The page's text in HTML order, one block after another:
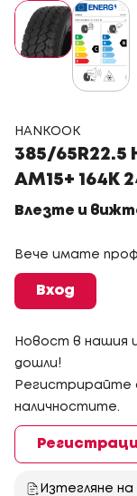
HANKOOK
385/65R22.5
AM15+ 164K
Влезте и
Вече имате
Вход
Новост в нашия
дошли!
Регистрирайте
наличностите.
Изтегляне